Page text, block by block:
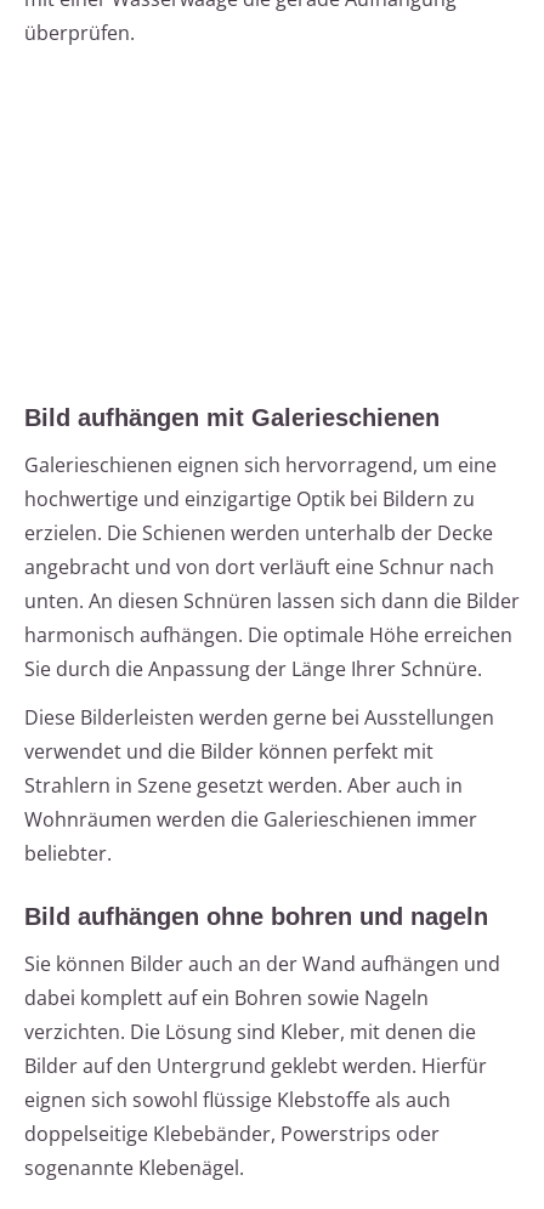
überprüfen.
Bild aufhängen mit Galerieschienen
Galerieschienen eignen sich hervorragend, um eine
hochwertige und einzigartige Optik bei Bildern zu
erzielen. Die Schienen werden unterhalb der Decke
angebracht und von dort verläuft eine Schnur nach
unten. An diesen Schnüren lassen sich dann die Bilder
harmonisch aufhängen. Die optimale Höhe erreichen
Sie durch die Anpassung der Länge Ihrer Schnüre.
Diese Bilderleisten werden gerne bei Ausstellungen
verwendet und die Bilder können perfekt mit
Strahlern in Szene gesetzt werden. Aber auch in
Wohnräumen werden die Galerieschienen immer
beliebter.
Bild aufhängen ohne bohren und nageln
Sie können Bilder auch an der Wand aufhängen und
dabei komplett auf ein Bohren sowie Nageln
verzichten. Die Lösung sind Kleber, mit denen die
Bilder auf den Untergrund geklebt werden. Hierfür
eignen sich sowohl flüssige Klebstoffe als auch
doppelseitige Klebebänder, Powerstrips oder
sogenannte Klebenägel.